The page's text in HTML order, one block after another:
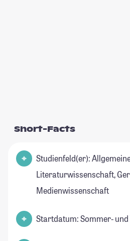
Short-Facts
Studienfeld(er):
Literaturwissenschaft,
Medienwissenschaft
Startdatum: Sommer-